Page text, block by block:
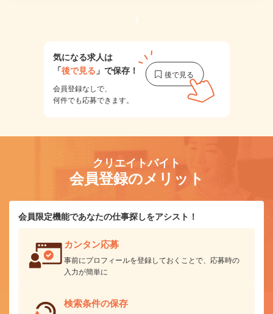
1
気になる求人は
「後で見る 」で保存！
会員登録なしで、
何件でも応募できます。
クリエイトバイト
会員登録のメリット
会員限定機能であなたの仕事探しをアシスト！
カンタン応募
事前にプロフィールを登録しておくことで、応募時の
入力が簡単に
検索条件の保存